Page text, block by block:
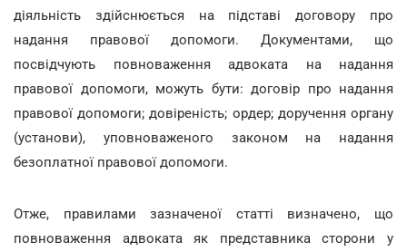
діяльність здійснюється на підставі договору про
надання правової допомоги. Документами, що
посвідчують повноваження адвоката на надання
правової допомоги, можуть бути: договір про надання
правової допомоги; довіреність; ордер; доручення органу
(установи), уповноваженого законом на надання
безоплатної правової допомоги.
Отже, правилами зазначеної статті визначено, що
повноваження адвоката як представника сторони у